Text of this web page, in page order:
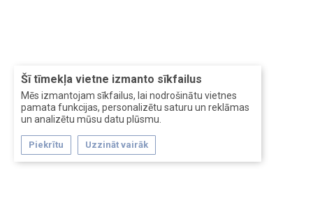
Šī tīmekļa vietne izmanto sīkfailus
Mēs izmantojam sīkfailus, lai nodrošinātu vietnes
pamata funkcijas, personalizētu saturu un reklāmas
un analizētu mūsu datu plūsmu.
Piekrītu Uzzināt vairāk